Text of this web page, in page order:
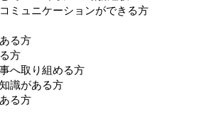
ミュニケーションができる方
る方
方
へ取り組める方
識がある方
る方